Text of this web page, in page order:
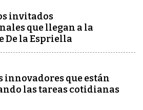
invitados
que llegan a la
De la Espriella
innovadores que están
las tareas cotidianas